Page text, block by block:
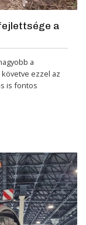
a
a
ezzel az
is fontos